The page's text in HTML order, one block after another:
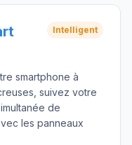
Intelligent
smartphone à
suivez votre
de
les panneaux